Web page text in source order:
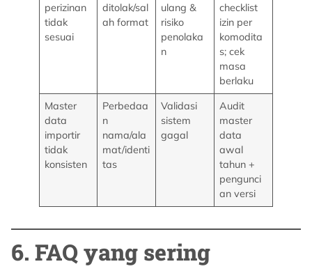
perizinan
tidak
sesuai
ditolak/sal
ah format
ulang &
risiko
penolaka
n
checklist
izin per
komodita
s; cek
masa
berlaku
Master
data
importir
tidak
konsisten
Perbedaa
n
nama/ala
mat/identi
tas
Validasi
sistem
gagal
Audit
master
data
awal
tahun +
pengunci
an versi
6. FAQ yang sering